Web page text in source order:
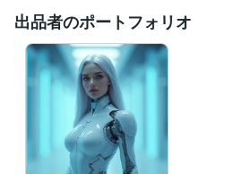
ビジネス・クリエイティブツール
WordPress:10年Stable Diffusion:2年
得意分野
Web制作・HP作成・EC構築
会員制WEBサイトの構築
予約制の店舗など全般
マッサージ 風俗店
出品者のポートフォリオ